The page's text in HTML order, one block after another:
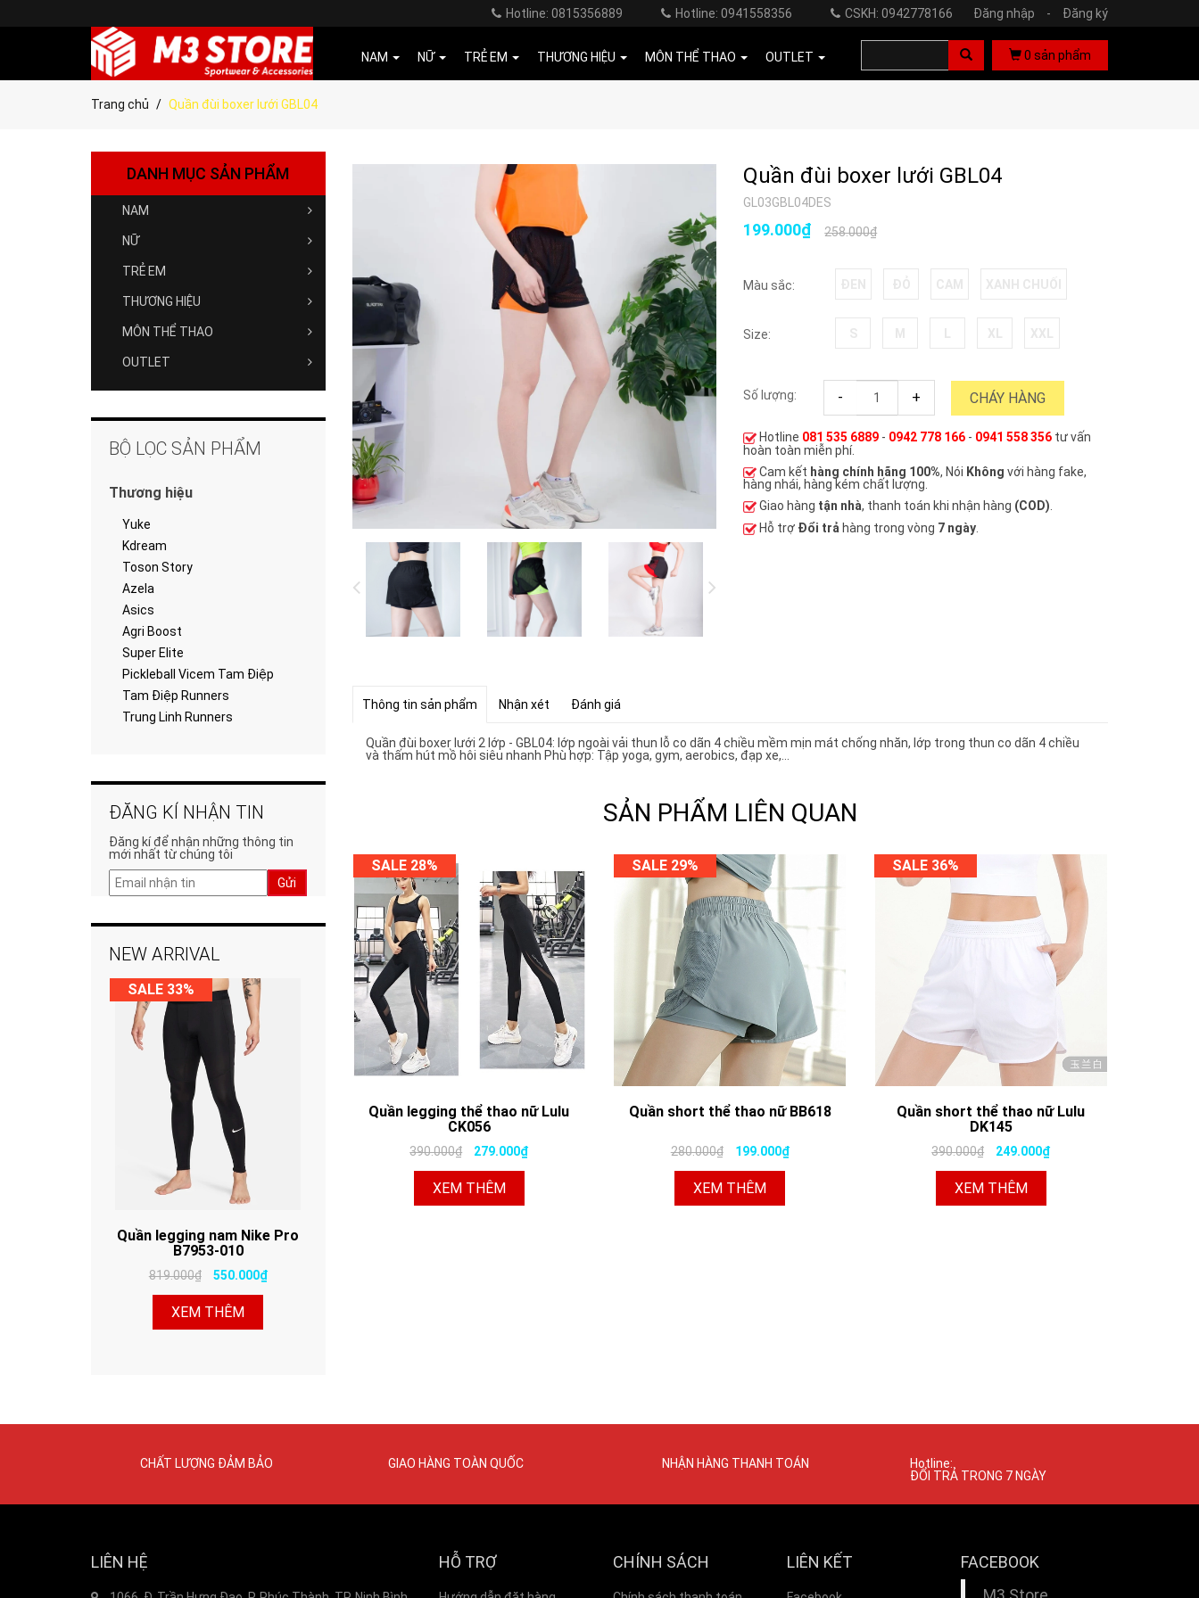
Hotline: 0815356889 Hotline: 0941558356 CSKH: 0942778166 Đăng nhập - Đăng ký
NAM NỮ TRẺ EM THƯƠNG HIỆU MÔN THỂ THAO OUTLET 0 sản phẩm
Trang chủ Quần đùi boxer lưới GBL04
Quần đùi boxer lưới GBL04
GL03GBL04DES
258.000₫
199.000₫
Màu sắc:
Size:
Số lượng: - + CHÁY HÀNG
Hotline 081 535 6889 - 0942 778 166 - 0941 558 356 tư vấn
hoàn toàn miễn phí.
Cam kết hàng chính hãng 100%, Nói Không với hàng fake,
hàng nhái, hàng kém chất lượng.
Giao hàng tận nhà, thanh toán khi nhận hàng (COD).
Hỗ trợ Đổi trả hàng trong vòng 7 ngày
Thông tin sản phẩm Nhận xét Đánh giá
Quần đùi boxer lưới 2 lớp - GBL04: lớp ngoài vải thun lỗ co dãn 4 chiều mềm mịn mát chống nhăn, lớp trong thun co dãn 4 chiều
và thấm hút mồ hôi siêu nhanh Phù hợp: Tập yoga, gym, aerobics, đạp xe,...
SẢN PHẨM LIÊN QUAN
SALE 28%
Quần legging thể thao nữ Lulu
CK056
390.000₫ 279.000₫
XEM THÊM
SALE 29%
Quần short thể thao nữ BB618
280.000₫ 199.000₫
XEM THÊM
SALE 36%
Quần short thể thao nữ Lulu
DK145
390.000₫ 249.000₫
XEM THÊM
DANH MỤC SẢN PHẨM
NAM
NỮ
TRẺ EM
THƯƠNG HIỆU
MÔN THỂ THAO
OUTLET
BỘ LỌC SẢN PHẨM
Thương hiệu
Yuke
Kdream
Toson Story
Azela
Asics
Agri Boost
Super Elite
Pickleball Vicem Tam Điệp
Tam Điệp Runners
Trung Linh Runners
ĐĂNG KÍ NHẬN TIN
Đăng kí để nhận những thông tin
mới nhất từ chúng tôi
Gửi
NEW ARRIVAL
SALE 33%
Quần legging nam Nike Pro
B7953-010
819.000₫ 550.000₫
XEM THÊM
CHẤT LƯỢNG ĐẢM BẢO GIAO HÀNG TOÀN QUỐC NHẬN HÀNG THANH TOÁN
Hotline:
ĐỔI TRẢ TRONG 7 NGÀY
LIÊN HỆ HỖ TRỢ CHÍNH SÁCH LIÊN KẾT FACEBOOK